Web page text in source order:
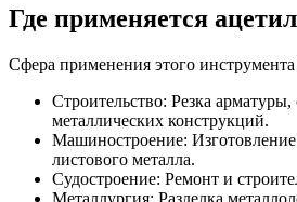
Где применяется
Сфера применения этого
Строительство: Резка арматуры,
металлических конструкций.
Машиностроение: Изготовление
листового металла.
Судостроение: Ремонт и
Металлургия: Разделка